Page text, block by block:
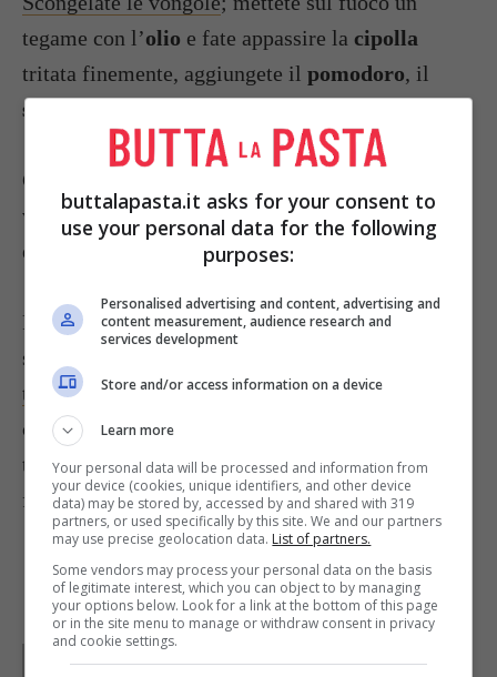
tegame con l’olio e fate appassire la cipolla
tritata finemente, aggiungete il pomodoro, il
sale
Cuocete per 6-7 minuti la salsa e poi unite le
vongole sgocciolate; quindi riportate la salsa ad
ebollizione e spegnete il fuoco.
Ponete nei tegamini una noce diburroe quando
sarà spumeggiante
tuorlo e fate rapprendere; cospargete l’albume
con la salsa di vongole, lasciando scoperto il
tuorlo, che renderete più saporito con qualche
filetto diacciugae un po’ dipaprica.
Parole diWaly
buttalapasta.it asks for your consent to
use your personal data for the following
purposes:
Personalised advertising and content, advertising and
content measurement, audience research and
services development
Store and/or access information on a device
Learn more
Your personal data will be processed and information from
your device (cookies, unique identifiers, and other device
data) may be stored by, accessed by and shared with 319
partners, or used specifically by this site. We and our partners
may use precise geolocation data. List of partners.
Some vendors may process your personal data on the basis
of legitimate interest, which you can object to by managing
your options below. Look for a link at the bottom of this page
or in the site menu to manage or withdraw consent in privacy
and cookie settings.